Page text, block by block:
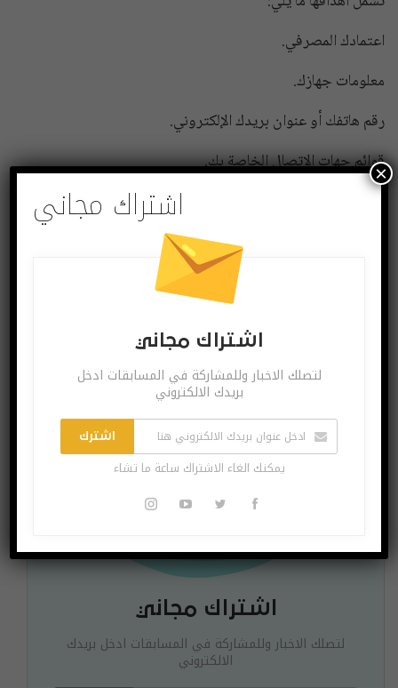
اعتمادك المصرفي.
معلومات جهازك.
رقم هاتفك أو عنوان بريدك الإلكتروني.
قوائم جهات الاتصال الخاصة بك.
Facebook
Twitter
اشتراك مجاني
لتصلك الاخبار وللمشاركة في المسابقات ادخل بريدك
الالكتروني
اشتراك مجاني
اشتراك مجاني
لتصلك الاخبار وللمشاركة في المسابقات ادخل
بريدك الالكتروني
اشترك
يمكنك الغاء الاشتراك ساعة ما تشاء
×